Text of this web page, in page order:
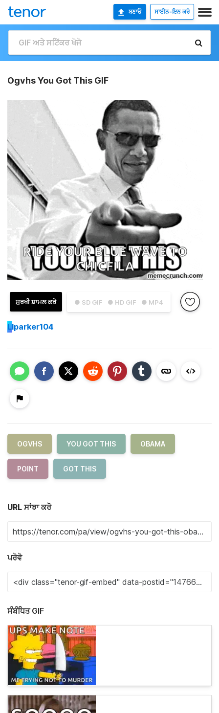
ਬਣਾਓ ਸਾਈਨ-ਇਨ ਕਰੋ
Ogvhs You Got This GIF
● SD GIF ● HD GIF ● MP4
ਸੁਰਖੀ ਸ਼ਾਮਲ ਕਰੋ
Llparker104
OGVHS YOU GOT THIS OBAMA
POINT GOT THIS
URL ਸਾਂਝਾ ਕਰੋ
ਪਰੋਵੋ
ਸੰਬੰਧਿਤ GIF